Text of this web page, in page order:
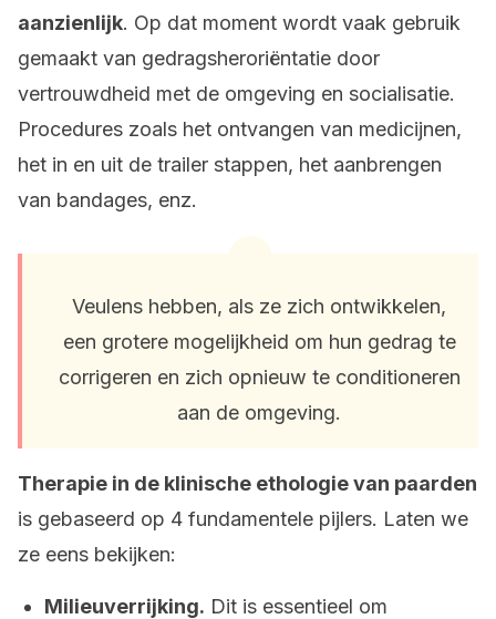
aanzienlijk. Op dat moment wordt vaak gebruik
gemaakt van gedragsheroriëntatie door
vertrouwdheid met de omgeving en socialisatie.
Procedures zoals het ontvangen van medicijnen,
het in en uit de trailer stappen, het aanbrengen
van bandages, enz.
Veulens hebben, als ze zich ontwikkelen,
een grotere mogelijkheid om hun gedrag te
corrigeren en zich opnieuw te conditioneren
aan de omgeving.
Therapie in de klinische ethologie van paarden
is gebaseerd op 4 fundamentele pijlers. Laten we
ze eens bekijken:
Milieuverrijking. Dit is essentieel om